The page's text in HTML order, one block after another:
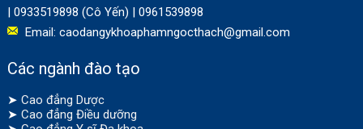
| 0933519898 (Cô Yến) | 0961539898
Email: caodangykhoaphamngocthach@gmail.com
Các ngành đào tạo
➤ Cao đẳng Dược
➤ Cao đẳng Điều dưỡng